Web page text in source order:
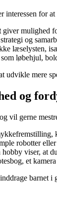
interessen for
giver mulighed
og
læselysten,
som løbehjul,
udvikle mere
og
vil gerne
robotter
hobby viser, at
et
barnet